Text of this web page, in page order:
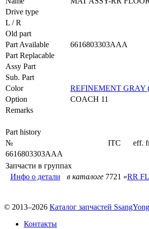
Drive type
L / R
Old part
Part Available
6616803303AAA
Part Replacable
Assy Part
Sub. Part
Color
REFINEMENT GRAY
Option
COACH 11
Remarks
Part history
№
ITC eff.
6616803303AAA
Запчасти в группах
Инфо о детали
в каталоге 7721 «RR
© 2013–2026 Каталог запчастей
Контакты